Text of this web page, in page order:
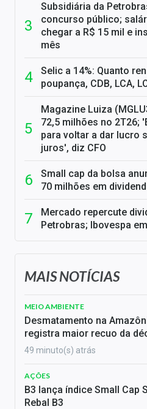
Subsidiária da
concurso público;
chegar a R$ 15 mil e
mês
Selic a 14%: Quanto
poupança, CDB, LCA,
Magazine Luiza
72,5 milhões no 2T26;
para voltar a dar lucro
juros', diz CFO
Small cap da bolsa
70 milhões em
Mercado repercute
Petrobras; Ibovespa
MAIS NOTÍCIAS
MEIO AMBIENTE
Desmatamento na
registra maior recuo da
49 minuto(s) atrás
AÇÕES
B3 lança índice Small Cap
Rebal B3